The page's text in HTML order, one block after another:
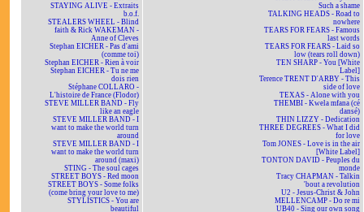
STAYING ALIVE - Extraits
b.o.f.
STEALERS WHEEL - Blind
faith & Rick WAKEMAN -
Anne of Cleves
Stephan EICHER - Pas d'ami
(comme toi)
Stephan EICHER - Rien à voir
Stephan EICHER - Tu ne me
dois rien
Stéphane COLLARO -
L'histoire de France (Flodor)
STEVE MILLER BAND - Fly
like an eagle
STEVE MILLER BAND - I
want to make the world turn
around
STEVE MILLER BAND - I
want to make the world turn
around (maxi)
STING - The soul cages
STREET BOYS - Red moon
STREET BOYS - Some folks
(come bring your love to me)
STYLISTICS - You are
beautiful
Such a shame
TALKING HEADS - Road to
nowhere
TEARS FOR FEARS - Famous
last words
TEARS FOR FEARS - Laid so
low (tears roll down)
TEN SHARP - You [White
Label]
Terence TRENT D'ARBY - This
side of love
TEXAS - Alone with you
THEMBI - Kwela mfana (cé
dansé)
THIN LIZZY - Dedication
THREE DEGREES - What I did
for love
Tom JONES - Love is in the air
[White Label]
TONTON DAVID - Peuples du
monde
Tracy CHAPMAN - Talkin
'bout a revolution
U2 - Jesus-Christ & John
MELLENCAMP - Do re mi
UB40 - Sing our own song